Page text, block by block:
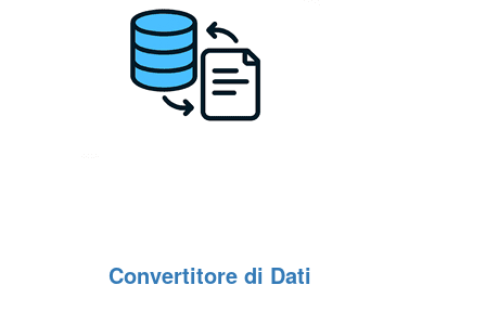
Convertitore di Dati